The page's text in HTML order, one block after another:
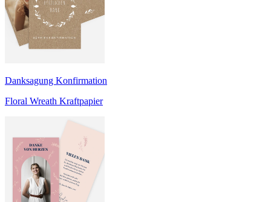
Danksagung Konfirmation
Floral Wreath Kraftpapier